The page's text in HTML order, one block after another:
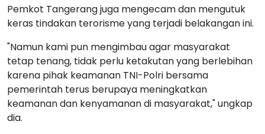
Pemkot Tangerang juga mengecam dan mengutuk
keras tindakan terorisme yang terjadi belakangan ini.
"Namun kami pun mengimbau agar masyarakat
tetap tenang, tidak perlu ketakutan yang berlebihan
karena pihak keamanan TNI-Polri bersama
pemerintah terus berupaya meningkatkan
keamanan dan kenyamanan di masyarakat," ungkap
dia.